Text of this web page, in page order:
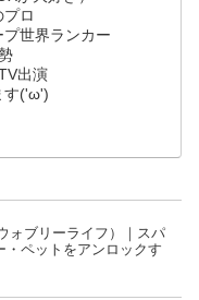
ロ
世界ランカー
出演
す('ω')
ォブリーライフ）｜スパ
・ペットをアンロックす